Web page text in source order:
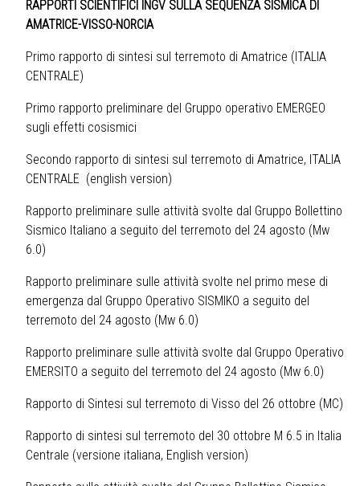
RAPPORTI SCIENTIFICI INGV SULLA SEQUENZA SISMICA DI
AMATRICE-VISSO-NORCIA
Primo rapporto di sintesi sul terremoto di Amatrice (ITALIA
CENTRALE)
Primo rapporto preliminare del Gruppo operativo EMERGEO
sugli effetti cosismici
Secondo rapporto di sintesi sul terremoto di Amatrice, ITALIA
CENTRALE (english version)
Rapporto preliminare sulle attività svolte dal Gruppo Bollettino
Sismico Italiano a seguito del terremoto del 24 agosto (Mw
6.0)
Rapporto preliminare sulle attività svolte nel primo mese di
emergenza dal Gruppo Operativo SISMIKO a seguito del
terremoto del 24 agosto (Mw 6.0)
Rapporto preliminare sulle attività svolte dal Gruppo Operativo
EMERSITO a seguito del terremoto del 24 agosto (Mw 6.0)
Rapporto di Sintesi sul terremoto di Visso del 26 ottobre (MC)
Rapporto di sintesi sul terremoto del 30 ottobre M 6.5 in Italia
Centrale (versione italiana, English version)